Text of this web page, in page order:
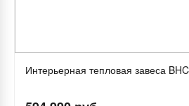
Интерьерная тепловая завеса